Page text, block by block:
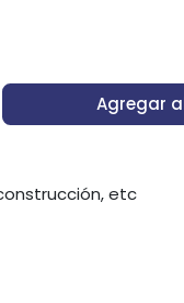
Agregar
etc